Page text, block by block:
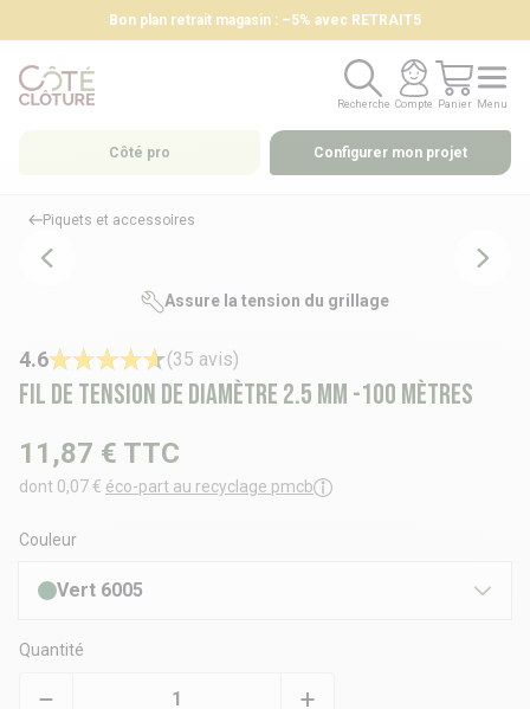
Bon plan retrait magasin : –5% avec RETRAIT5
Recherche
Recherche
Compte
Compte
Panier
Panier
Menu
Menu
Côté pro Configurer mon projet
Piquets et accessoires
Fil de tension de diamètre 2.5 mm -100 mètres
4.6 (35 avis)
Assure la tension du grillage
11,87 € TTC
dont 0,07 € éco-part au recyclage pmcb
Couleur
Vert 6005
Quantité